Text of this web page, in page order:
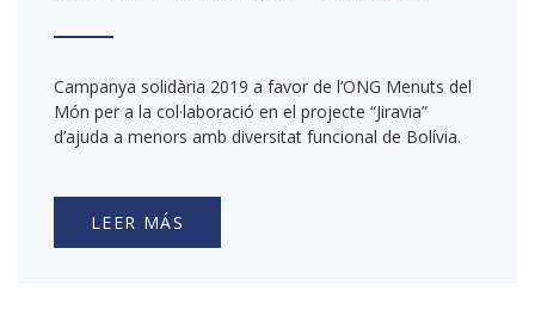
Campanya solidària 2019 a favor de l’ONG Menuts del
Món per a la col·laboració en el projecte “Jiravia”
d’ajuda a menors amb diversitat funcional de Bolívia.
LEER MÁS